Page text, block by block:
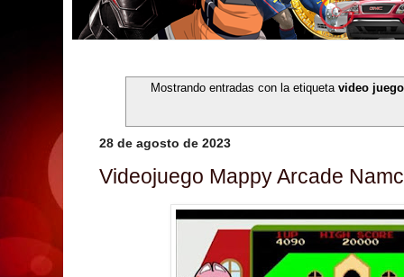
Mostrando entradas con la etiqueta video
28 de agosto de 2023
Videojuego Mappy Arcade